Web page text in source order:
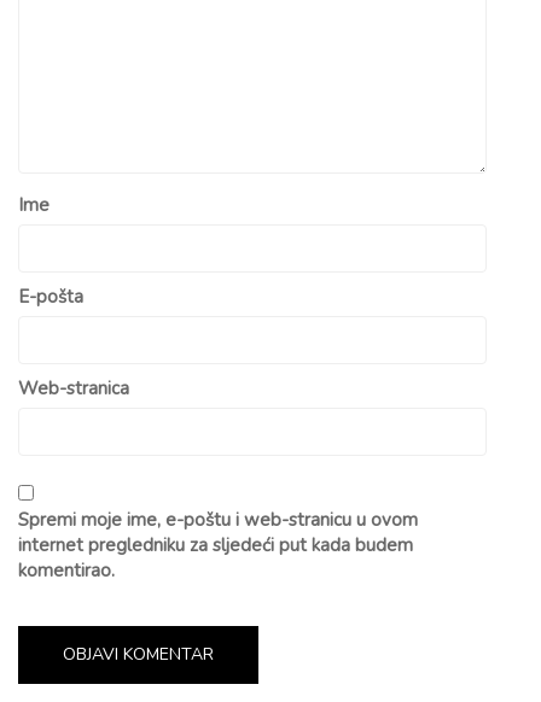
Ime
E-pošta
Web-stranica
Spremi moje ime, e-poštu i web-stranicu u ovom
internet pregledniku za sljedeći put kada budem
komentirao.